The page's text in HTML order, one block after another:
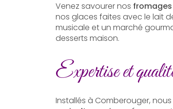
Venez savourer nos
nos glaces faites avec le lait
musicale et un marché
desserts maison.
Expertise et
Installés à Comberouger,